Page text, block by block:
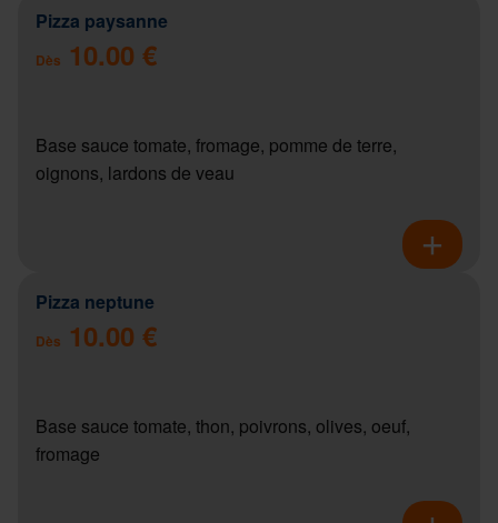
Pizza paysanne
Dès 10.00 €
Base sauce tomate, fromage, pomme de terre,
oignons, lardons de veau
Pizza neptune
Dès 10.00 €
Base sauce tomate, thon, poivrons, olives, oeuf,
fromage